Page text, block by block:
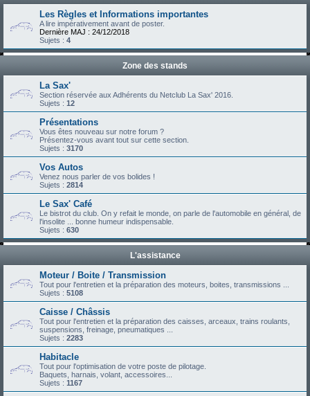
Les Règles et Informations importantes
A lire impérativement avant de poster.
Dernière MAJ : 24/12/2018
Sujets : 4
Zone des stands
La Sax'
Section réservée aux Adhérents du Netclub La Sax' 2016.
Sujets : 12
Présentations
Vous êtes nouveau sur notre forum ?
Présentez-vous avant tout sur cette section.
Sujets : 3170
Vos Autos
Venez nous parler de vos bolides !
Sujets : 2814
Le Sax' Café
Le bistrot du club. On y refait le monde, on parle de l'automobile en général, de
l'insolite ... bonne humeur indispensable.
Sujets : 630
L'assistance
Moteur / Boite / Transmission
Tout pour l'entretien et la préparation des moteurs, boites, transmissions ...
Sujets : 5108
Caisse / Châssis
Tout pour l'entretien et la préparation des caisses, arceaux, trains roulants,
suspensions, freinage, pneumatiques ...
Sujets : 2283
Habitacle
Tout pour l'optimisation de votre poste de pilotage.
Baquets, harnais, volant, accessoires...
Sujets : 1167